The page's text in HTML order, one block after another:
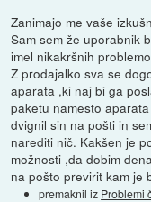
Zanimajo me vaše
Sam sem že uporabnik
imel nikakršnih
Z prodajalko sva se
aparata ,ki naj bi ga
paketu namesto
dvignil sin na pošti in
narediti nič. Kakšen je
možnosti ,da dobim
na pošto previrit kam je
premaknil iz Problemi